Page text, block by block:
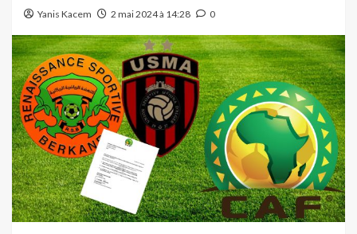
Yanis Kacem 2 mai 2024 à 14:28 0